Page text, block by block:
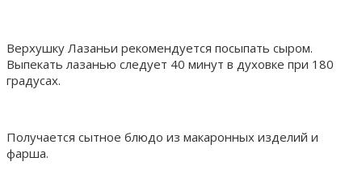
Верхушку Лазаньи рекомендуется посыпать сыром.
Выпекать лазанью следует 40 минут в духовке при 180
градусах.
Получается сытное блюдо из макаронных изделий и
фарша.